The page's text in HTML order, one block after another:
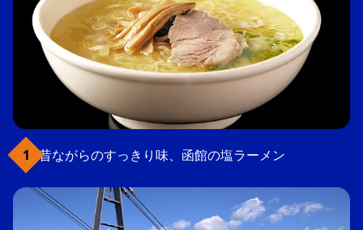
昔ながらのすっきり味、函館の塩ラーメン